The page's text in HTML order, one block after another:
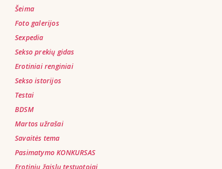
Šeima
Foto galerijos
Sexpedia
Sekso prekių gidas
Erotiniai renginiai
Sekso istorijos
Testai
BDSM
Martos užrašai
Savaitės tema
Pasimatymo KONKURSAS
Erotinių žaislų testuotojai